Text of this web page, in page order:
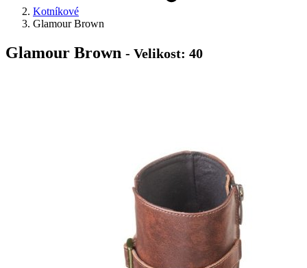
Kotníkové
Glamour Brown
Glamour Brown - Velikost: 40